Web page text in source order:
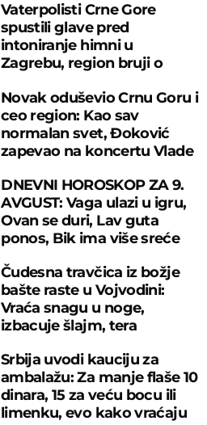
Vaterpolisti Crne Gore
spustili glave pred
intoniranje himni u
Zagrebu, region bruji o
Novak oduševio Crnu Goru i
ceo region: Kao sav
normalan svet, Đoković
zapevao na koncertu Vlade
DNEVNI HOROSKOP ZA 9.
AVGUST: Vaga ulazi u igru,
Ovan se duri, Lav guta
ponos, Bik ima više sreće
Čudesna travčica iz božje
bašte raste u Vojvodini:
Vraća snagu u noge,
izbacuje šlajm, tera
Srbija uvodi kauciju za
ambalažu: Za manje flaše 10
dinara, 15 za veću bocu ili
limenku, evo kako vraćaju